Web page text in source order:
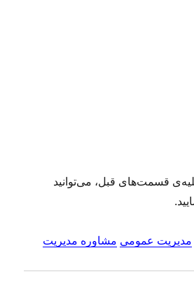
قسمت‌های قبل، می‌توانید
مدیریت عمومی مشاوره مدیریت